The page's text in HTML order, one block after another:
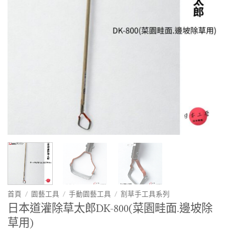
首頁 / 園藝工具 / 手動園藝工具 / 割草手工具系列
日本道灌除草太郎DK-800(菜園畦面.邊坡除
草用)